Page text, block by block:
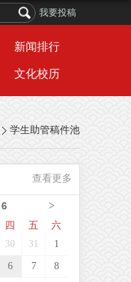
我要投稿
新闻排行
文化校历
学生助管稿件池
查看更多
>
6
四 五 六
30 31 1
6 7 8